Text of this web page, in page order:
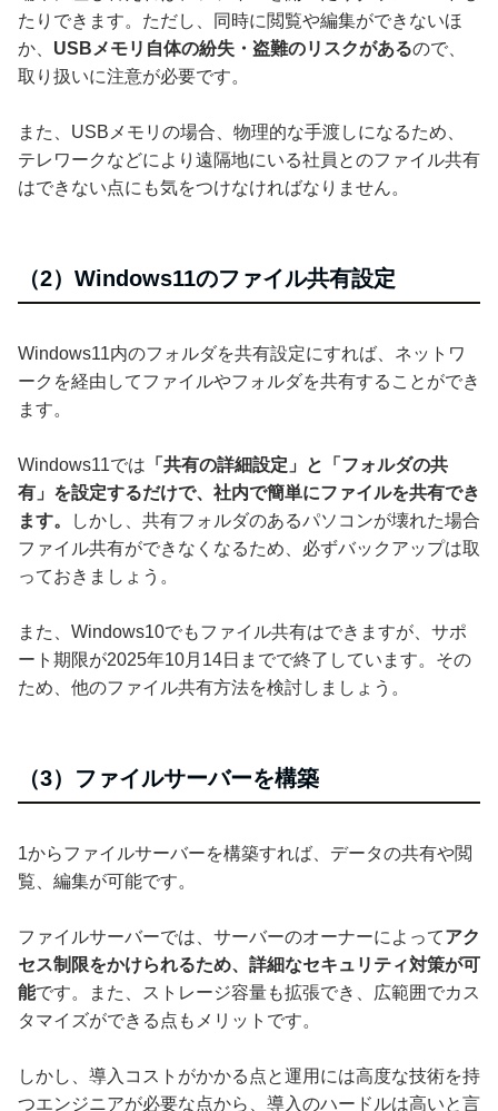
たりできます。ただし、同時に閲覧や編集ができないほ
か、 USBメモリ自体の紛失・盗難のリスクがあるので、
取り扱いに注意が必要です。
また、USBメモリの場合、物理的な手渡しになるため、
テレワークなどにより遠隔地にいる社員とのファイル共有
はできない点にも気をつけなければなりません。
（2）Windows11のファイル共有設定
Windows11内のフォルダを共有設定にすれば、ネットワ
ークを経由してファイルやフォルダを共有することができ
ます。
Windows11では 「共有の詳細設定」と「フォルダの共
有」を設定するだけで、社内で簡単にファイルを共有でき
ます。
しかし、共有フォルダのあるパソコンが壊れた場合
ファイル共有ができなくなるため、必ずバックアップは取
っておきましょう。
また、Windows10でもファイル共有はできますが、サポ
ート期限が2025年10月14日までで終了しています。その
ため、他のファイル共有方法を検討しましょう。
（3）ファイルサーバーを構築
1からファイルサーバーを構築すれば、データの共有や閲
覧、編集が可能です。
ファイルサーバーでは、サーバーのオーナーによってアク
セス制限をかけられるため、詳細なセキュリティ対策が可
能です。また、ストレージ容量も拡張でき、広範囲でカス
タマイズができる点もメリットです。
しかし、導入コストがかかる点と運用には高度な技術を持
つエンジニアが必要な点から、導入のハードルは高いと言